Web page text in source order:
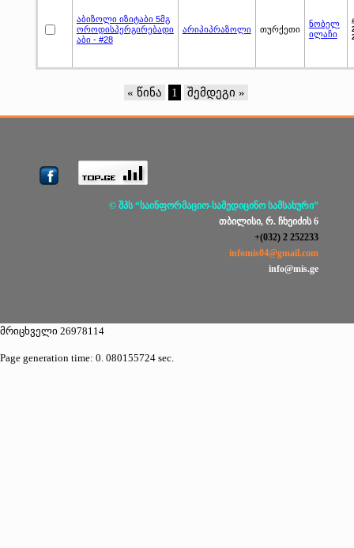
აბიზოლი იზიტაბი 5მგ
ოროდისპერგირებადი
აბი - #28
არიპიპრაზოლი თურქეთი
ნობელ
ილაჩი
« წინა 1 შემდეგი »
© შპს “საინფორმაციო-სამედიცინო სამსახური”
თბილისი, რ. ჩხეიძის 6
+(032) 2 252233
infomis04@gmail.com
info@mis.ge
მრიცხველი 26978114
Page generation time: 0. 080155724 sec.